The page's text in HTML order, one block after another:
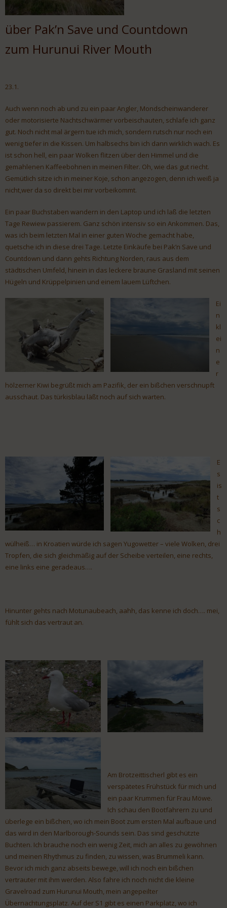
über Pak’n Save und Countdown
zum Hurunui River Mouth
23.1.
Auch wenn noch ab und zu ein paar Angler, Mondscheinwanderer
oder motorisierte Nachtschwärmer vorbeischauten, schlafe ich ganz
gut. Noch nicht mal ärgern tue ich mich, sondern rutsch nur noch ein
wenig tiefer in die Kissen. Um halbsechs bin ich dann wirklich wach. Es
ist schon hell, ein paar Wolken flitzen über den Himmel und die
gemahlenen Kaffeebohnen in meinen Filter. Oh, wie das gut riecht.
Gemütlich sitze ich in meiner Koje, schon angezogen, denn ich weiß ja
nicht,wer da so direkt bei mir vorbeikommt.
Ein paar Buchstaben wandern in den Laptop und ich laß die letzten
Tage Rewiew passierem. Ganz schön intensiv so ein Ankommen. Das,
was ich beim letzten Mal in einer guten Woche gemacht habe,
quetsche ich in diese drei Tage. Letzte Einkäufe bei Pak’n Save und
Countdown und dann gehts Richtung Norden, raus aus dem
städtischen Umfeld, hinein in das leckere braune Grasland mit seinen
Hügeln und Krüppelpinien und einem lauem Lüftchen.
Ei
n
kl
ei
n
e
r
hölzerner Kiwi begrüßt mich am Pazifik, der ein bißchen verschnupft
ausschaut. Das türkisblau läßt noch auf sich warten.
E
s
is
t
s
c
h
wülheiß… in Kroatien würde ich sagen Yugowetter – viele Wolken, drei
Tropfen, die sich gleichmäßig auf der Scheibe verteilen, eine rechts,
eine links eine geradeaus….
Hinunter gehts nach Motunaubeach, aahh, das kenne ich doch…. mei,
fühlt sich das vertraut an.
Am Brotzeittischerl gibt es ein
verspätetes Frühstück für mich und
ein paar Krummen für Frau Möwe.
Ich schau den Bootfahrern zu und
überlege ein bißchen, wo ich mein Boot zum ersten Mal aufbaue und
das wird in den Marlborough-Sounds sein. Das sind geschützte
Buchten. Ich brauche noch ein wenig Zeit, mich an alles zu gewöhnen
und meinen Rhythmus zu finden, zu wissen, was Brummeli kann.
Bevor ich mich ganz abseits bewege, will ich noch ein bißchen
vertrauter mit ihm werden. Also fahre ich noch nicht die kleine
Gravelroad zum Hurunui Mouth, mein angepeilter
Übernachtungsplatz. Auf der S1 gibt es einen Parkplatz, wo ich